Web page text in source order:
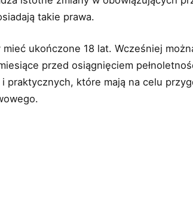
takie prawa.
ukończone 18 lat. Wcześniej
przed osiągnięciem
praktycznych, które mają na celu